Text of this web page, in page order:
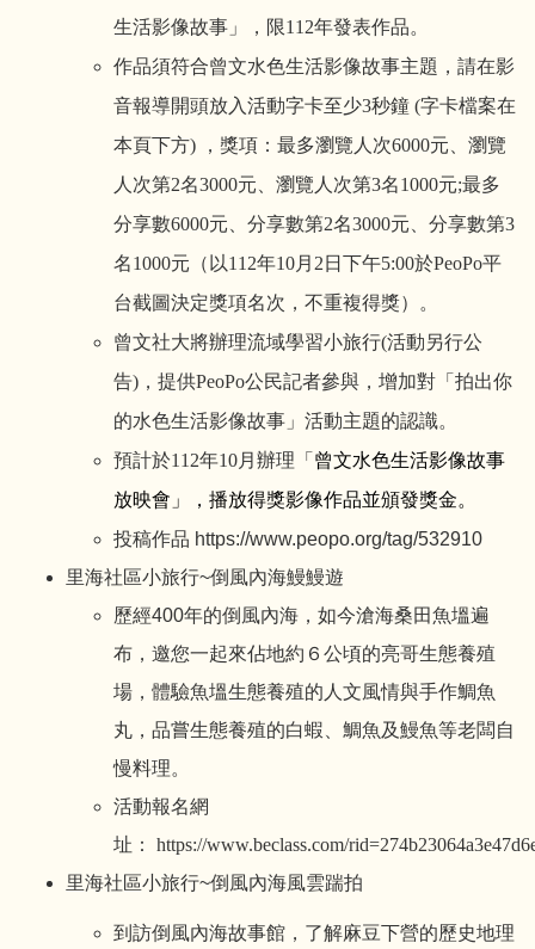
生活影像故事」，限112年發表作品。
作品須符合曾文水色生活影像故事主題，請在影
音報導開頭放入活動字卡至少3秒鐘 (字卡檔案在
本頁下方) ，獎項：最多瀏覽人次6000元、瀏覽
人次第2名3000元、瀏覽人次第3名1000元;最多
分享數6000元、分享數第2名3000元、分享數第3
名1000元（以112年10月2日下午5:00於PeoPo平
台截圖決定獎項名次，不重複得獎）。
曾文社大將辦理流域學習小旅行(活動另行公
告)，提供PeoPo公民記者參與，增加對「拍出你
的水色生活影像故事」活動主題的認識。
預計於112年10月辦理「 曾文水色生活影像故事
放映會」，播放得獎影像作品並頒發獎金。
投稿作品 https://www.peopo.org/tag/532910
里海社區小旅行~倒風內海鰻鰻遊
歷經400年的倒風內海，如今滄海桑田魚塭遍
布，邀您一起來佔地約６公頃的亮哥生態養殖
場，體驗魚塭生態養殖的人文風情與手作鯛魚
丸，品嘗生態養殖的白蝦、鯛魚及鰻魚等老闆自
慢料理。
活動報名網
址： https://www.beclass.com/
里海社區小旅行~倒風內海風雲踹拍
到訪倒風內海故事館，了解麻豆下營的歷史地理